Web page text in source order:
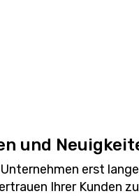
und
erst lange
Ihrer Kunden zu